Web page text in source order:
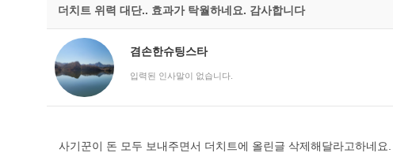
보이스피싱 피해사례
유해사이트 목록
비공개 피해사례
더치트 위력 대단.. 효과가 탁월하네요. 감사합니다
겸손한슈팅스타
입력된 인사말이 없습니다.
사기꾼이 돈 모두 보내주면서 더치트에 올린글 삭제해달라고하네요.